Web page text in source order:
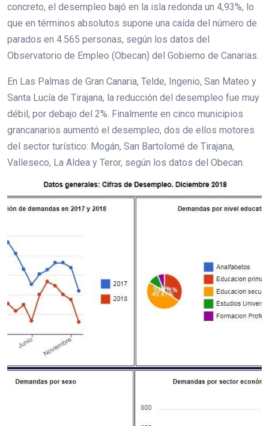
concreto, el desempleo bajó en la isla redonda un 4,93%, lo
que en términos absolutos supone una caída del número de
parados en 4.565 personas, según los datos del
Observatorio de Empleo (Obecan) del Gobierno de Canarias.
En Las Palmas de Gran Canaria, Telde, Ingenio, San Mateo y
Santa Lucía de Tirajana, la reducción del desempleo fue muy
débil, por debajo del 2%. Finalmente en cinco municipios
grancanarios aumentó el desempleo, dos de ellos motores
del sector turístico: Mogán, San Bartolomé de Tirajana,
Valleseco, La Aldea y Teror, según los datos del Obecan.